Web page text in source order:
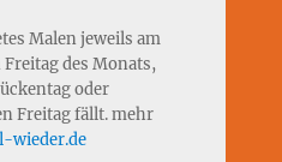
Malen jeweils am
Freitag des Monats,
oder
Freitag fällt. mehr
wieder.de